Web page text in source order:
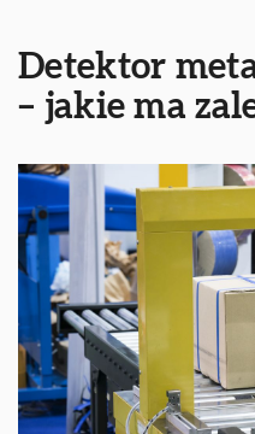
Detektor
– jakie ma